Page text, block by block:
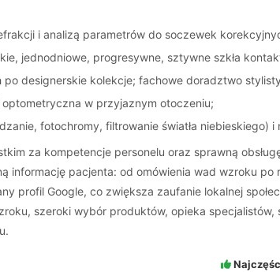
i analizą parametrów do soczewek
jednodniowe, progresywne, sztywne szkła
designerskie kolekcje; fachowe doradztwo
w przyjaznym otoczeniu;
fotochromy, filtrowanie światła niebieskiego) i
za kompetencje personelu oraz sprawną
informację pacjenta: od omówienia wad wzroku
profil Google, co zwiększa zaufanie lokalnej
szeroki wybór produktów, opieka